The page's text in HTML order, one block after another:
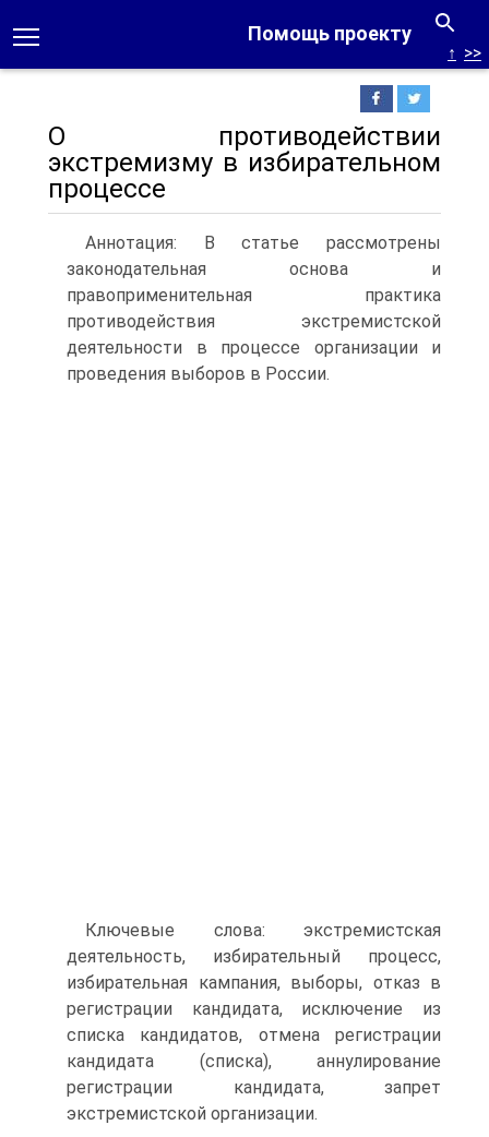
Помощь проекту
↑ >>
О противодействии
экстремизму в избирательном
процессе
Аннотация: В статье рассмотрены
законодательная основа и
правоприменительная практика
противодействия экстремистской
деятельности в процессе организации и
проведения выборов в России.
Ключевые слова: экстремистская
деятельность, избирательный процесс,
избирательная кампания, выборы, отказ в
регистрации кандидата, исключение из
списка кандидатов, отмена регистрации
кандидата (списка), аннулирование
регистрации кандидата, запрет
экстремистской организации.